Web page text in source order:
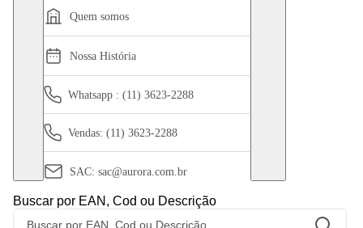
Quem somos
Nossa História
Whatsapp : (11) 3623-2288
Vendas: (11) 3623-2288
SAC: sac@aurora.com.br
Buscar por EAN, Cod ou Descrição